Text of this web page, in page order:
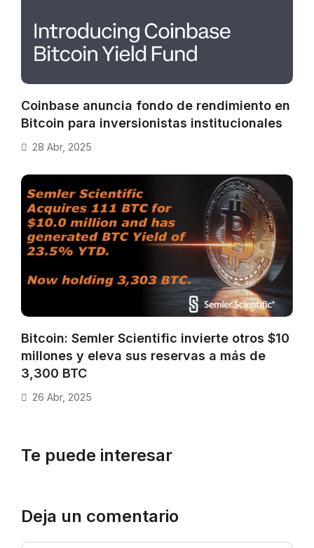
Coinbase anuncia fondo de rendimiento en
Bitcoin para inversionistas institucionales
28 Abr, 2025
Bitcoin: Semler Scientific invierte otros $10
millones y eleva sus reservas a más de
3,300 BTC
26 Abr, 2025
Te puede interesar
Deja un comentario